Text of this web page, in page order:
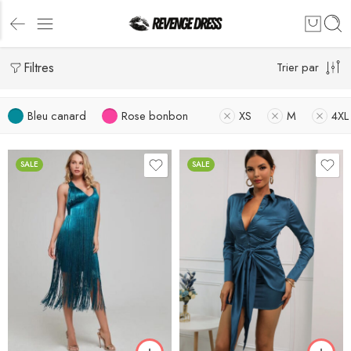
Filtres Trier par
Bleu canard Rose bonbon XS M 4XL
SALE SALE